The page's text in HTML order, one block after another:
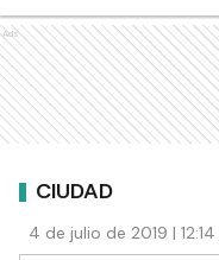
Ads
CIUDAD
4 de julio de 2019 |